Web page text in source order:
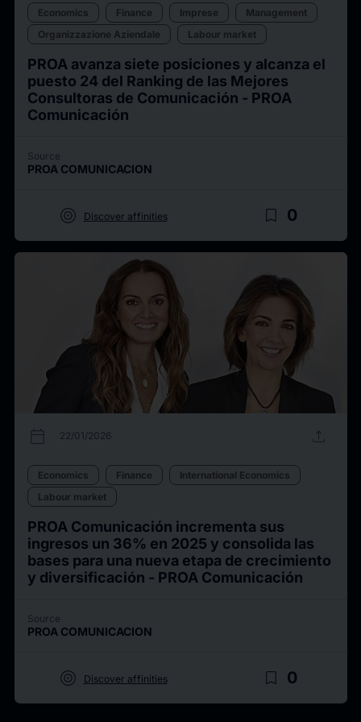
Economics Finance Imprese
Management
Organizzazione Aziendale
Labour market
PROA avanza siete posiciones y alcanza el
puesto 24 del Ranking de las Mejores
Consultoras de Comunicación - PROA
Comunicación
Source
PROA COMUNICACION
target Discover affinities bookmark_border 0
calendar_today 22/01/2026 upload
Economics Finance
International Economics
Labour market
PROA Comunicación incrementa sus
ingresos un 36% en 2025 y consolida las
bases para una nueva etapa de crecimiento
y diversificación - PROA Comunicación
Source
PROA COMUNICACION
target Discover affinities bookmark_border 0